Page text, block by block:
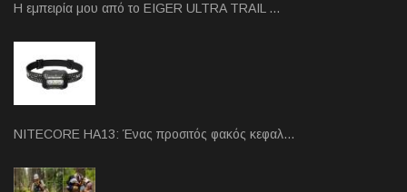
Η εμπειρία μου από το EIGER ULTRA TRAIL …
NITECORE HA13: Ένας προσιτός φακός κεφαλ…